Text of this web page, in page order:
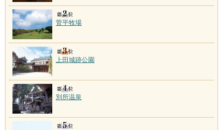
菅平牧場
上田城跡公園
別所温泉